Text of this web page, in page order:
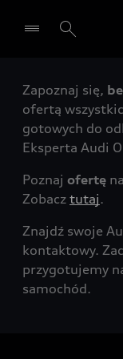
Wybierz
Zapoznaj się,
ofertą
gotowych do
Eksperta Audi
Poznaj ofertę
Zobacz tutaj.
Znajdź swoje
kontaktowy.
przygotujemy
samochód.